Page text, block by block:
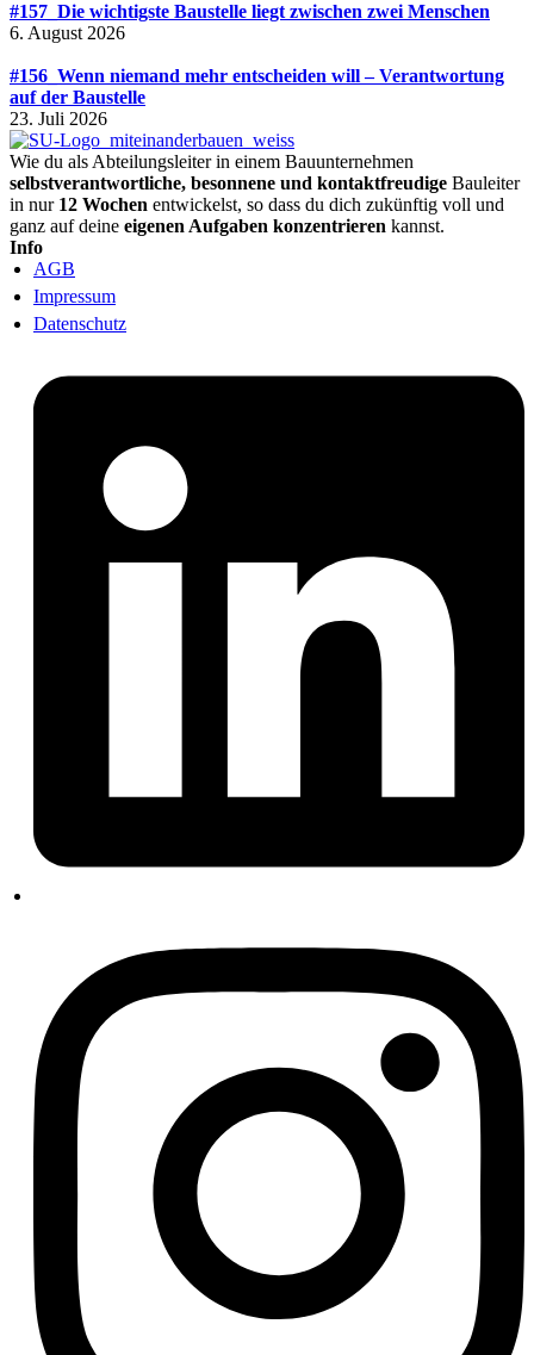
#157_Die wichtigste Baustelle liegt zwischen zwei Menschen
6. August 2026
#156_Wenn niemand mehr entscheiden will – Verantwortung
auf der Baustelle
23. Juli 2026
Wie du als Abteilungsleiter in einem Bauunternehmen
selbstverantwortliche, besonnene und kontaktfreudige Bauleiter
in nur 12 Wochen entwickelst, so dass du dich zukünftig voll und
ganz auf deine eigenen Aufgaben konzentrieren kannst.
Info
AGB
Impressum
Datenschutz